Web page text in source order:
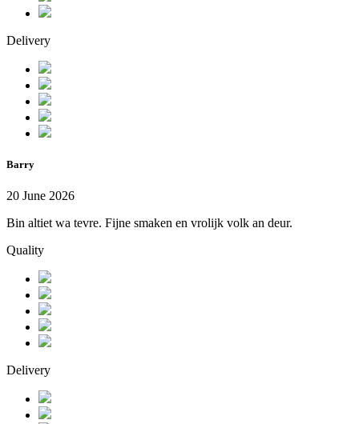
Delivery
Barry
20 June 2026
Bin altiet wa tevre. Fijne smaken en vrolijk volk an deur.
Quality
Delivery